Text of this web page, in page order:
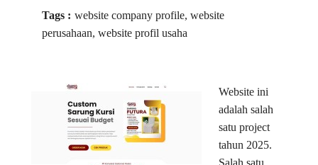
Tags : website company profile, website
perusahaan, website profil usaha
Website ini
adalah salah
satu project
tahun 2025.